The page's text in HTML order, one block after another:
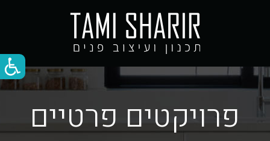
פרויקטים פרטיים